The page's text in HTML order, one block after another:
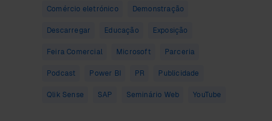
Comércio eletrónico Demonstração
Descarregar Educação Exposição
Feira Comercial Microsoft Parceria
Podcast Power BI PR Publicidade
Qlik Sense SAP Seminário Web YouTube